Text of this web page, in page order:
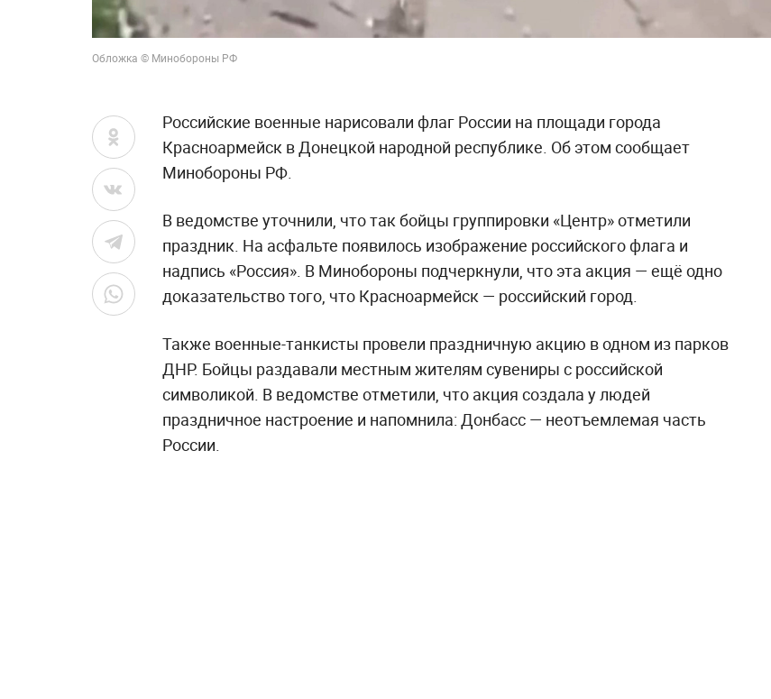
Обложка © Минобороны РФ
Российские военные нарисовали флаг России на площади города
Красноармейск в Донецкой народной республике. Об этом сообщает
Минобороны РФ.
В ведомстве уточнили, что так бойцы группировки «Центр» отметили
праздник. На асфальте появилось изображение российского флага и
надпись «Россия». В Минобороны подчеркнули, что эта акция — ещё одно
доказательство того, что Красноармейск — российский город.
Также военные-танкисты провели праздничную акцию в одном из парков
ДНР. Бойцы раздавали местным жителям сувениры с российской
символикой. В ведомстве отметили, что акция создала у людей
праздничное настроение и напомнила: Донбасс — неотъемлемая часть
России.